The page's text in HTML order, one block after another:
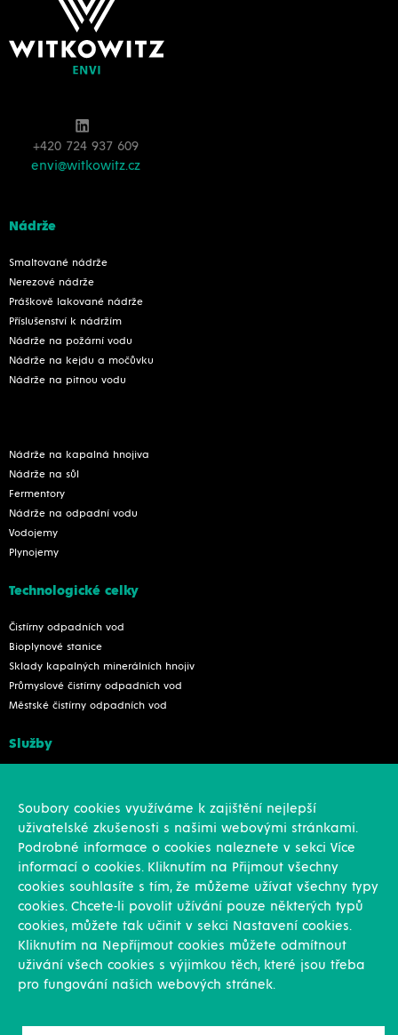
+420 724 937 609
envi@witkowitz.cz
Nádrže
Smaltované nádrže
Nerezové nádrže
Práškově lakované nádrže
Příslušenství k nádržím
Nádrže na požární vodu
Nádrže na kejdu a močůvku
Nádrže na pitnou vodu
Nádrže na kapalná hnojiva
Nádrže na sůl
Fermentory
Nádrže na odpadní vodu
Vodojemy
Plynojemy
Technologické celky
Čistírny odpadních vod
Bioplynové stanice
Sklady kapalných minerálních hnojiv
Průmyslové čistírny odpadních vod
Městské čistírny odpadních vod
Služby
Novinky
Reference
Kariéra
Soubory cookies využíváme k zajištění nejlepší
uživatelské zkušenosti s našimi webovými stránkami.
Podrobné informace o cookies naleznete v sekci Více
informací o cookies. Kliknutím na Přijmout všechny
cookies souhlasíte s tím, že můžeme užívat všechny typy
cookies. Chcete-li povolit užívání pouze některých typů
cookies, můžete tak učinit v sekci Nastavení cookies.
Kliknutím na Nepříjmout cookies můžete odmítnout
uživání všech cookies s výjimkou těch, které jsou třeba
pro fungování našich webových stránek.